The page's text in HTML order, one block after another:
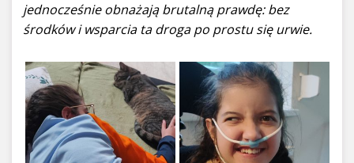
jednocześnie obnażają brutalną prawdę: bez
środków i wsparcia ta droga po prostu się urwie.